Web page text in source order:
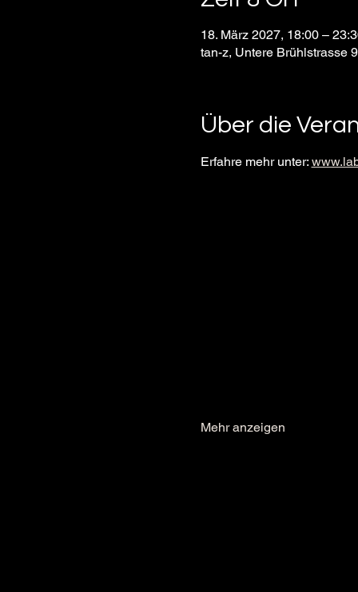
18. März 2027, 18:00 –
tan-z, Untere Brühlstrasse
Über die
Erfahre mehr unter:
Mehr anzeigen